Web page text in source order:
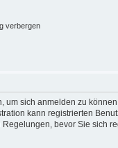
verbergen
um sich anmelden zu
kann registrierten
bevor Sie sich